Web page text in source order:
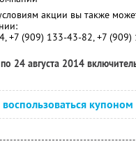
акции вы также
+7 (909) 133-43-82, +7
24 августа 2014
воспользоваться купоном